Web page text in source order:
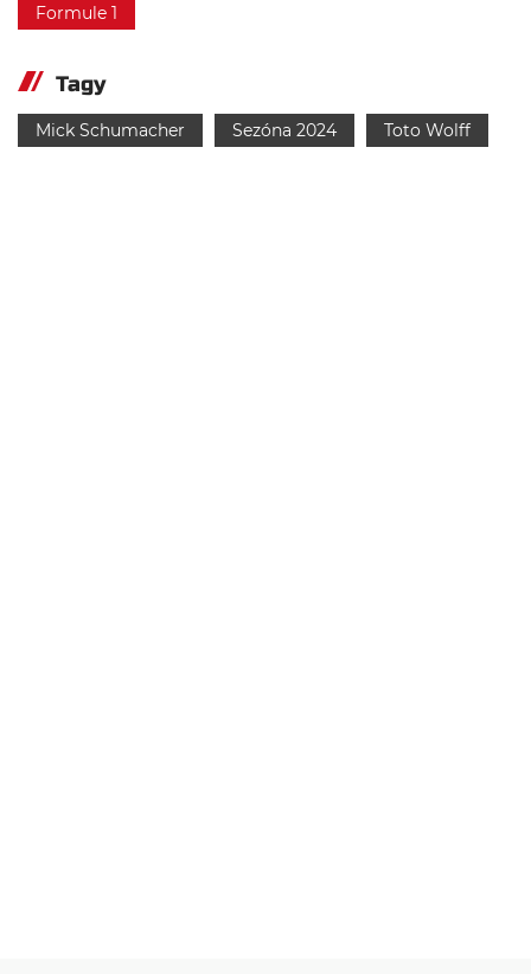
Formule 1
Tagy
Mick Schumacher Sezóna 2024 Toto Wolff